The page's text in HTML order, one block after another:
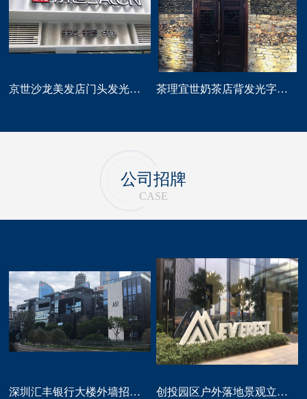
京世沙龙美发店门头发光字招牌定做 茶理宜世奶茶店背发光字门头招牌制作安装
公司招牌
CASE
深圳汇丰银行大楼外墙招牌logo标识制作 创投园区户外落地景观立体字大型标识制作